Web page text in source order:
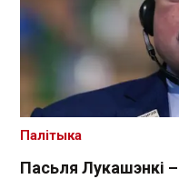
Пасьля Лукашэнкі
Палітыка